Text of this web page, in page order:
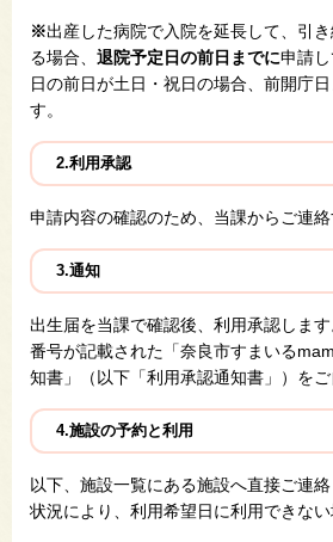
※出産した病院で入院を延長して、引
る場合、 退院予定日の前日までに申請
日の前日が土日・祝日の場合、前開庁
す。​
2.利用承認
申請内容の確認のため、当課から​ご連絡
3.通知
出生届を当課で確認後、利用承認しま
番号が記載された「奈良市すまいる
知書」（以下「利用承認通知書」）をご
4.施設の予約と利用
以下、施設一覧にある施設へ直接ご連
状況により、利用希望日に利用できない